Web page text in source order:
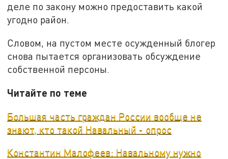
деле по закону можно предоставить какой
угодно район.
Словом, на пустом месте осужденный блогер
снова пытается организовать обсуждение
собственной персоны.
Читайте по теме
Большая часть граждан России вообще не
знают, кто такой Навальный - опрос
Константин Малофеев: Навальному нужно